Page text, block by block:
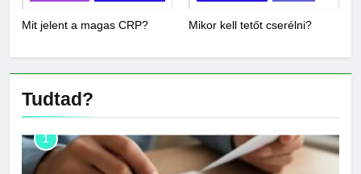
Mit jelent a magas CRP? Mikor kell tetőt cserélni?
Tudtad?
1